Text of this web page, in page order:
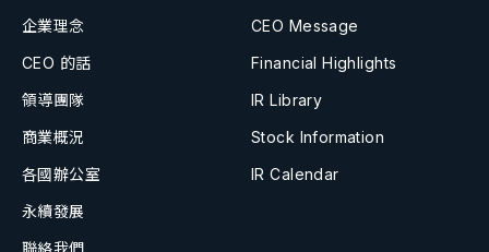
企業理念
CEO 的話
領導團隊
商業概況
各國辦公室
永續發展
聯絡我們
CEO Message
Financial Highlights
IR Library
Stock Information
IR Calendar